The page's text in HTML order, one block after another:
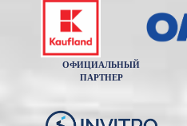
ОФИЦИАЛЬНЫЙ
ПАРТНЕР